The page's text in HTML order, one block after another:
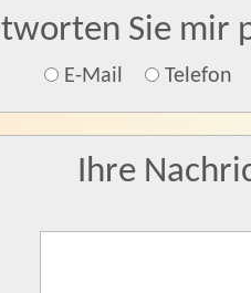
Sie mir
E-Mail Telefon
Ihre